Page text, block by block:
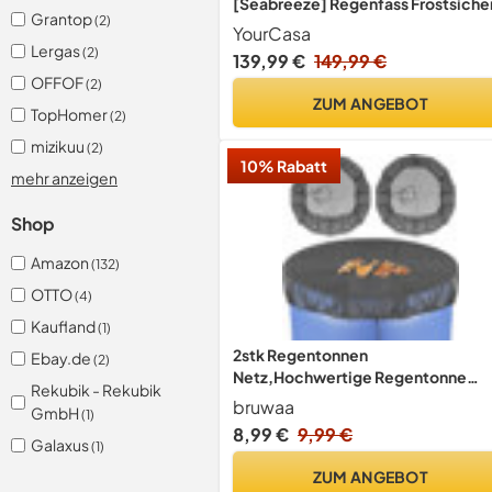
Grantop(2)
Lergas(2)
OFFOF(2)
TopHomer(2)
mizikuu (2)
mehr anzeigen
Shop
Amazon (132)
OTTO(4)
Kaufland(1)
Ebay.de (2)
Rekubik - Rekubik
GmbH (1)
Galaxus(1)
aus Kunststoff - Regenwassertonne
- Wasserfass Regenwassertank
Wassertonne für Garten -
Wasserhahn)
YourCasa
139,99 € 149,99 €
ZUM ANGEBOT
10% Rabatt
2stk Regentonnen
Netz,Hochwertige Regentonne
Abdeckung mit Zugkordel,100cm
Verstellbares
Regentonnennetz,Wetterbeständig
Abdeckung.
bruwaa
8,99 € 9,99 €
ZUM ANGEBOT